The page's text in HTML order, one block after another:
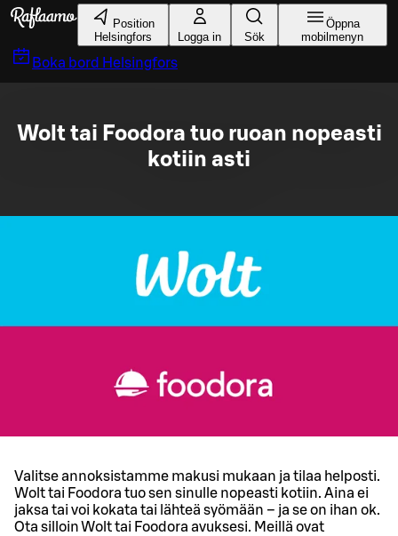
Gå till huvudinnehållet
Position
Helsingfors
Logga in Sök
Öppna
mobilmenyn
Boka bord Helsingfors
Wolt tai Foodora tuo ruoan nopeasti
kotiin asti
Valitse annoksistamme makusi mukaan ja tilaa helposti.
Wolt tai Foodora tuo sen sinulle nopeasti kotiin. Aina ei
jaksa tai voi kokata tai lähteä syömään – ja se on ihan ok.
Ota silloin Wolt tai Foodora avuksesi. Meillä ovat